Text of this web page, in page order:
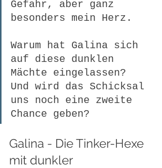
Gefahr, aber ganz
besonders mein Herz.
Warum hat Galina sich
auf diese dunklen
Mächte eingelassen?
Und wird das Schicksal
uns noch eine zweite
Chance geben?
Galina - Die Tinker-Hexe
mit dunkler